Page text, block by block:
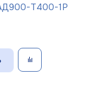
Т400-1Р